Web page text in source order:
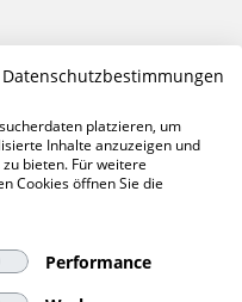
Datenschutzbestimmungen
platzieren, um
Inhalte anzuzeigen und
bieten. Für weitere
Cookies öffnen Sie die
Performance